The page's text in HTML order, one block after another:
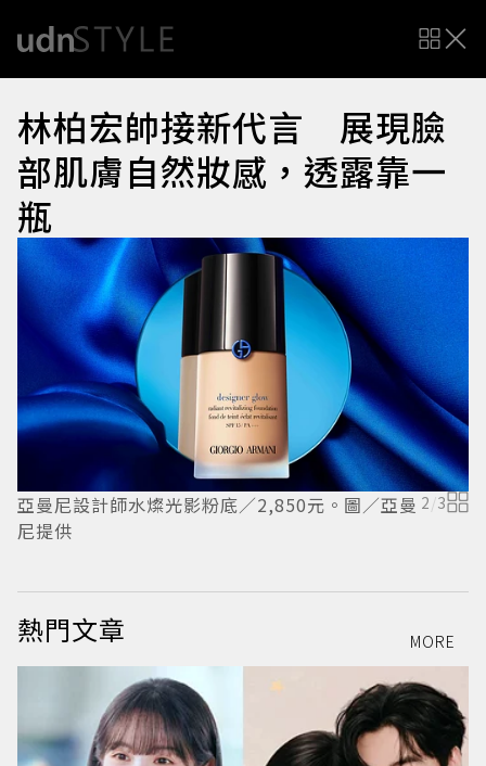
林柏宏帥接新代言 展現臉
部肌膚自然妝感，透露靠一
瓶
亞曼尼設計師水燦光影粉底／2,850元。圖／亞曼
尼提供
2 /3
熱門文章 MORE